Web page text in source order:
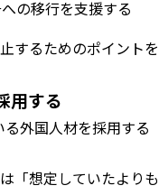
の移行を支援する
するためのポイントを
用する
外国人材を採用する
「想定していたよりも